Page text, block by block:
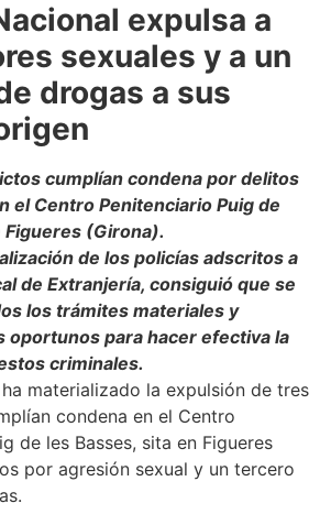
expulsa a
sexuales y a un
drogas a sus
cumplían condena por delitos
el Centro Penitenciario Puig de
Figueres (Girona).
de los policías adscritos a
de Extranjería, consiguió que se
los trámites materiales y
oportunos para hacer efectiva la
criminales.
materializado la expulsión de tres
condena en el Centro
de les Basses, sita en Figueres
por agresión sexual y un tercero